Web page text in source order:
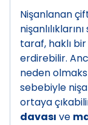
Nişanlanan
taraf, haklı
erdirebilir.
neden
sebebiyle
ortaya
davası ve